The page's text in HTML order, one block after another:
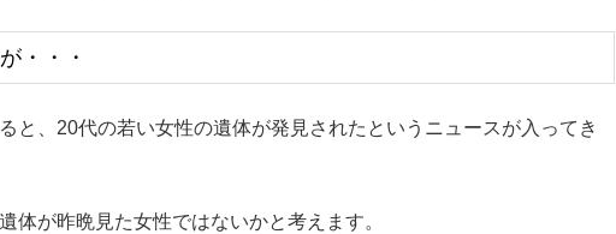
・・・
と、20代の若い女性の遺体が発見されたというニュースが入ってき
体が昨晩見た女性ではないかと考えます。